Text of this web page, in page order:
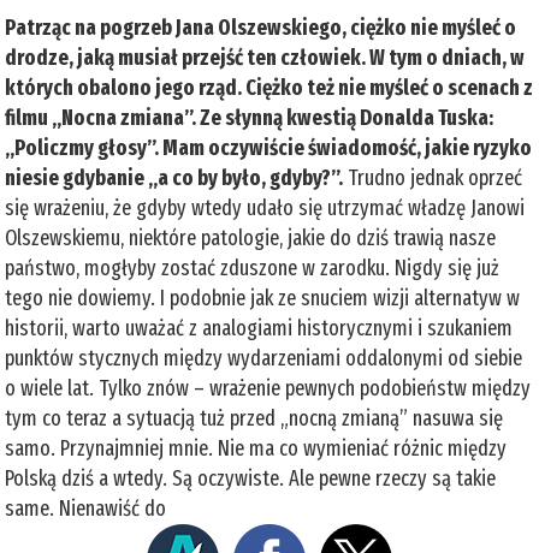
Patrząc na pogrzeb Jana Olszewskiego, ciężko nie myśleć o
drodze, jaką musiał przejść ten człowiek. W tym o dniach, w
których obalono jego rząd. Ciężko też nie myśleć o scenach z
filmu „Nocna zmiana”. Ze słynną kwestią Donalda Tuska:
„Policzmy głosy”. Mam oczywiście świadomość, jakie ryzyko
niesie gdybanie „a co by było, gdyby?”. Trudno jednak oprzeć
się wrażeniu, że gdyby wtedy udało się utrzymać władzę Janowi
Olszewskiemu, niektóre patologie, jakie do dziś trawią nasze
państwo, mogłyby zostać zduszone w zarodku. Nigdy się już
tego nie dowiemy. I podobnie jak ze snuciem wizji alternatyw w
historii, warto uważać z analogiami historycznymi i szukaniem
punktów stycznych między wydarzeniami oddalonymi od siebie
o wiele lat. Tylko znów – wrażenie pewnych podobieństw między
tym co teraz a sytuacją tuż przed „nocną zmianą” nasuwa się
samo. Przynajmniej mnie. Nie ma co wymieniać różnic między
Polską dziś a wtedy. Są oczywiste. Ale pewne rzeczy są takie
same. Nienawiść do